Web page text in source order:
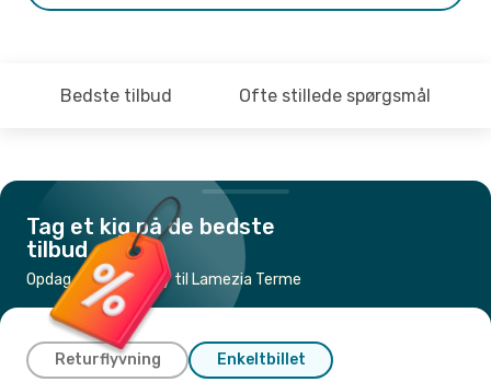
Bedste tilbud Ofte stillede spørgsmål
Tag et kig på de bedste
tilbud
Opdag de billigste fly til Lamezia Terme
Returflyvning Enkeltbillet